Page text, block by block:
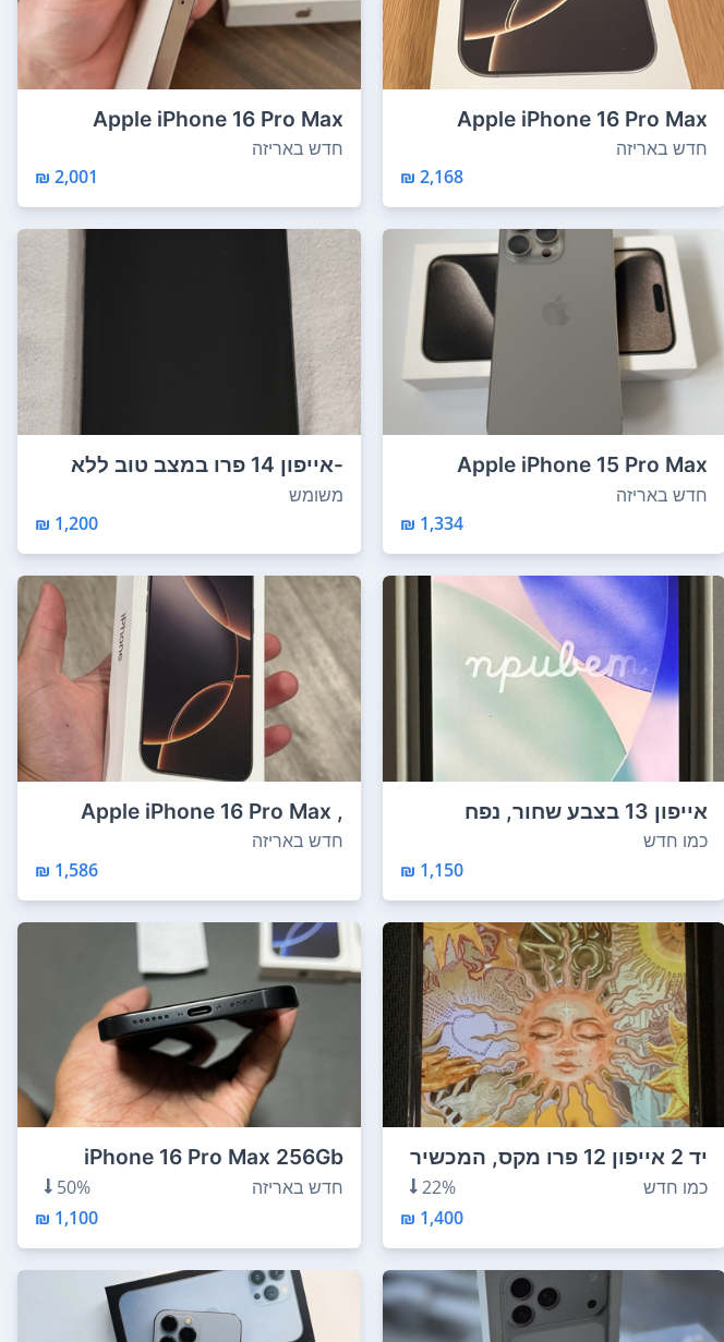
Apple iPhone 16 Pro Max
512GB 8GB RAM ח...
חדש באריזה
2,168 ₪
Apple iPhone 16 Pro Max
256GB 8GB RAM ח...
חדש באריזה
2,001 ₪
Apple iPhone 15 Pro Max
256GB חדש לגמרי...
חדש באריזה
1,334 ₪
-אייפון 14 פרו במצב טוב ללא
סדקים ושברים...
משומש
1,200 ₪
אייפון 13 בצבע שחור, נפח
128GB.המכשיר במ...
כמו חדש
1,150 ₪
Apple iPhone 16 Pro Max ,
256GB לתגוב...
חדש באריזה
1,586 ₪
יד 2 אייפון 12 פרו מקס, המכשיר
תקין לחלו...
כמו חדש
22%
1,400 ₪
iPhone 16 Pro Max 256Gb
חדש באריזה
50%
1,100 ₪